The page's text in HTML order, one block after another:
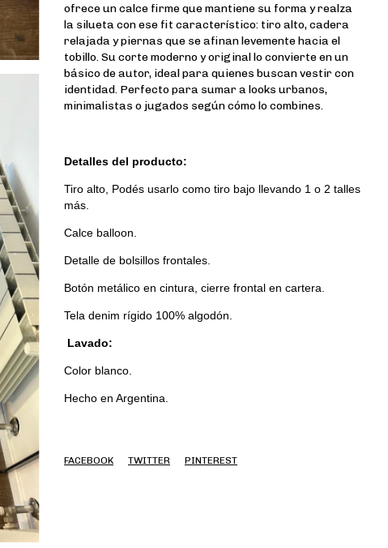
ofrece un calce firme que mantiene su forma y realza
la silueta con ese fit característico: tiro alto, cadera
relajada y piernas que se afinan levemente hacia el
tobillo.Su cortemoderno y originallo convierte en un
básico de autor, ideal para quienes buscan vestir con
identidad. Perfecto para sumar a looks urbanos,
minimalistas o jugados según cómo lo combines.
Detalles del producto:
Tiro alto, Podés usarlo como tiro bajo llevando 1 o 2 talles
más.
Calce balloon.
Detalle de bolsillos frontales.
Botón metálico en cintura, cierre frontal en cartera.
Tela denim rígido 100% algodón.
Lavado:
Color blanco.
Hecho en Argentina.
FACEBOOK TWITTER PINTEREST